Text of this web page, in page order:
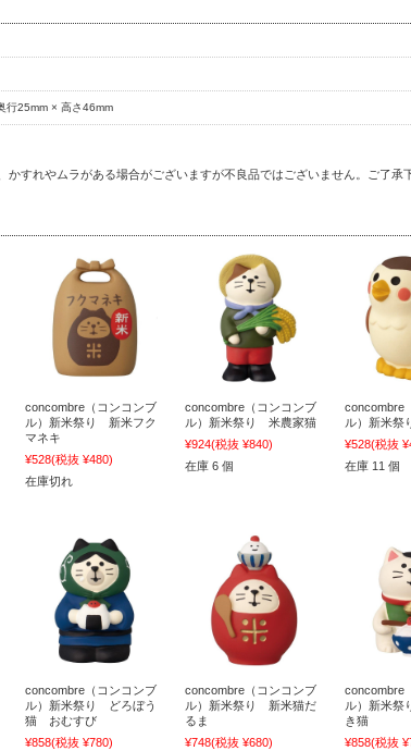
行25mm × 高さ46mm
すれやムラがある場合がございますが不良品ではございません。ご了承
concombre（コンコンブ
ル）新米祭り 新米フク
マネキ
¥528(税抜 ¥480)
在庫切れ
concombre（コンコンブ
ル）新米祭り 米農家猫
¥924(税抜 ¥840)
在庫 6 個
concombre
ル）新米
¥528(税抜
在庫 11 個
concombre（コンコンブ
ル）新米祭り どろぼう
猫 おむすび
¥858(税抜 ¥780)
concombre（コンコンブ
ル）新米祭り 新米猫だ
るま
¥748(税抜 ¥680)
concombre
ル）新米
き猫
¥858(税抜